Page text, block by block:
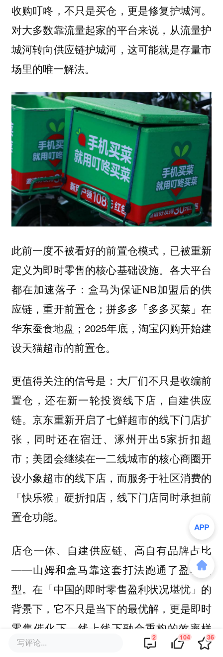
收购叮咚，不只是买仓，更是修复护城河。
对大多数靠流量起家的平台来说，从流量护
城河转向供应链护城河，这可能就是存量市
场里的唯一解法。
此前一度不被看好的前置仓模式，已被重新
定义为即时零售的核心基础设施。各大平台
都在加速落子：盒马为保证NB加盟后的供
应链，重开前置仓；拼多多「多多买菜」在
华东蚕食地盘；2025年底，淘宝闪购开始建
设天猫超市的前置仓。
更值得关注的信号是： 大厂们不只是收编前
置仓，还在新一轮投资线下店，自建供应
链。京东重新开启了七鲜超市的线下门店扩
张，同时还在宿迁、涿州开出5家折扣超
市；美团会继续在一二线城市的核心商圈开
设小象超市的线下店，而服务于社区消费的
「快乐猴」硬折扣店，线下门店同时承担前
置仓功能。
店仓一体、自建供应链、高自有品牌占比
——山姆和盒马靠这套打法跑通了盈利模
型。在「中国的即时零售盈利状况堪忧」的
背景下，它不只是当下的最优解，更是即时
零售催化下，线上线下融合重构的效率样
本。
写评论... 2 104 36